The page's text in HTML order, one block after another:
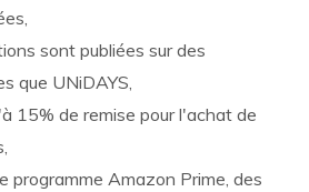
sont publiées sur des
que UNiDAYS,
15% de remise pour l'achat de
programme Amazon Prime, des